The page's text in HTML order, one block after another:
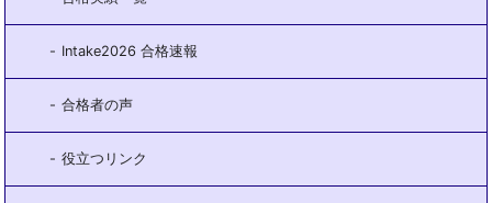
Intake2026 合格速報
合格者の声
役立つリンク